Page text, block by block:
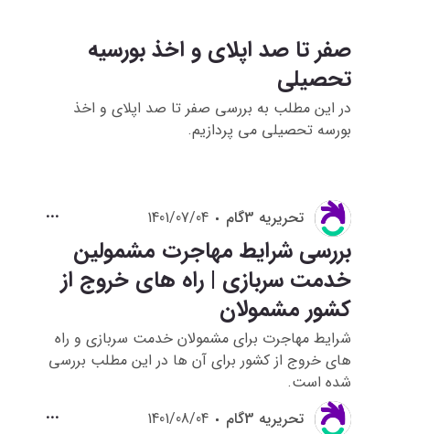
صفر تا صد اپلای و اخذ بورسیه
تحصیلی
در این مطلب به بررسی صفر تا صد اپلای و اخذ
بورسه تحصیلی می پردازیم.
تحريريه 3گام 1401/07/04
بررسی شرایط مهاجرت مشمولین
خدمت سربازی | راه های خروج از
کشور مشمولان
شرایط مهاجرت برای مشمولان خدمت سربازی و راه
های خروج از کشور برای آن ها در این مطلب بررسی
شده است.
تحريريه 3گام
1401/08/04